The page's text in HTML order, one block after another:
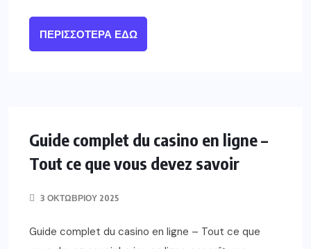
ΠΕΡΙΣΣΌΤΕΡΑ ΕΔΏ
Guide complet du casino en ligne –
Tout ce que vous devez savoir
3 ΟΚΤΩΒΡΊΟΥ 2025
Guide complet du casino en ligne – Tout ce que